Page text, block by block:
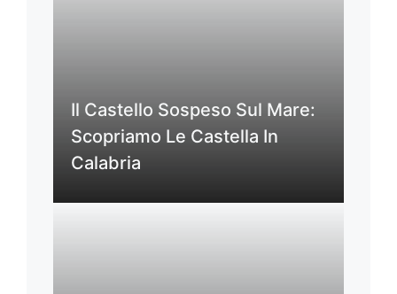
Il Castello Sospeso Sul Mare:
Scopriamo Le Castella In
Calabria